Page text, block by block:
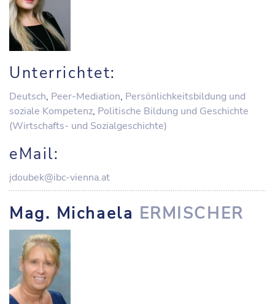
Unterrichtet:
Deutsch, Peer-Mediation, Persönlichkeitsbildung und
soziale Kompetenz, Politische Bildung und Geschichte
(Wirtschafts- und Sozialgeschichte)
eMail:
jdoubek@ibc-vienna.at
Mag. Michaela ERMISCHER